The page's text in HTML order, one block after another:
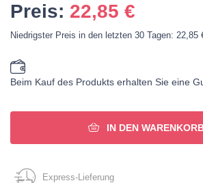
Preis: 22,85 €
Niedrigster Preis in den letzten 30 Tagen: 22,85
Beim Kauf des Produkts erhalten Sie eine
IN DEN
Express-Lieferung